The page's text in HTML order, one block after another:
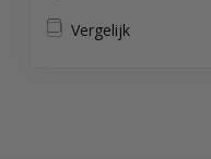
Vergelijk